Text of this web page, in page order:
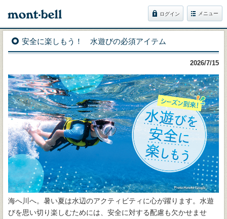
ログイン メニュー
安全に楽しもう！ 水遊びの必須アイテム
2026/7/15
海へ川へ。暑い夏は水辺のアクティビティに心が躍ります。水遊
びを思い切り楽しむためには、安全に対する配慮も欠かせませ